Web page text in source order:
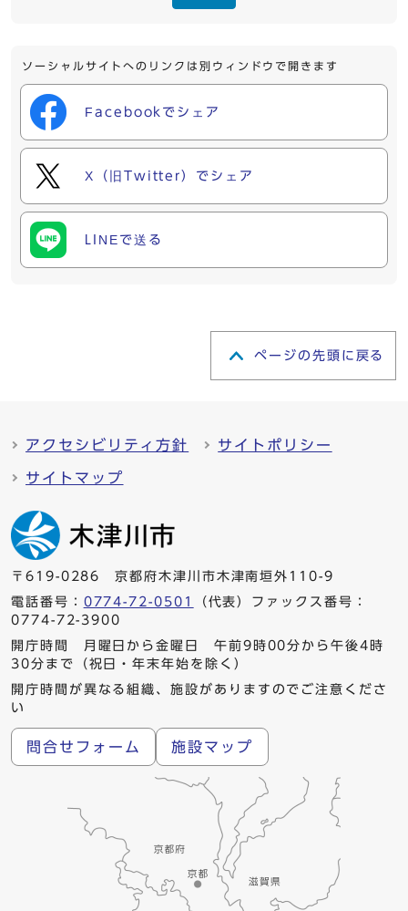
ソーシャルサイトへのリンクは別ウィンドウで開きます
Facebookでシェア
X（旧Twitter）でシェア
LINEで送る
ページの先頭に戻る
アクセシビリティ方針 サイトポリシー
サイトマップ
〒619-0286 京都府木津川市木津南垣外110-9
電話番号： 0774-72-0501
（代表）ファックス番号：
0774-72-3900
開庁時間 月曜日から金曜日 午前9時00分から午後4時
30分まで（祝日・年末年始を除く）
開庁時間が異なる組織、施設がありますのでご注意くださ
い
問合せフォーム 施設マップ